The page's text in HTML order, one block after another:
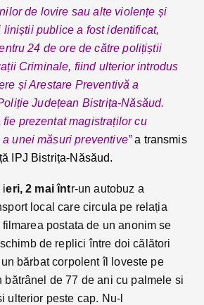
de lovire sau alte violențe și
publice a fost identificat,
24 de ore de către polițiștii
Criminale, fiind ulterior introdus
și Arestare Preventivă a
Județean Bistrița-Năsăud.
prezentat magistraților cu
unei măsuri preventive” a transmis
IPJ Bistrița-Năsăud.
ieri, 2 mai într-un autobuz a
local care circula pe relația
postata de un anonim se
de replici între doi călători
bărbat corpolent îl loveste pe
bătrânel de 77 de ani cu palmele si
ulterior peste cap. Nu-l